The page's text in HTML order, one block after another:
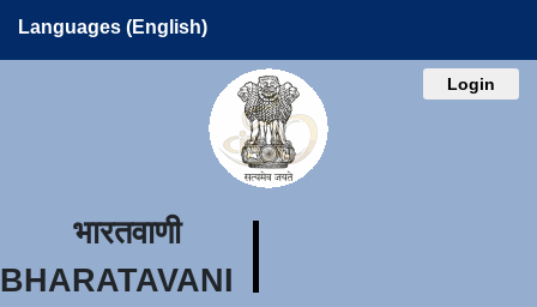
Languages (English)
Login
भारतवाणी
BHARATAVANI